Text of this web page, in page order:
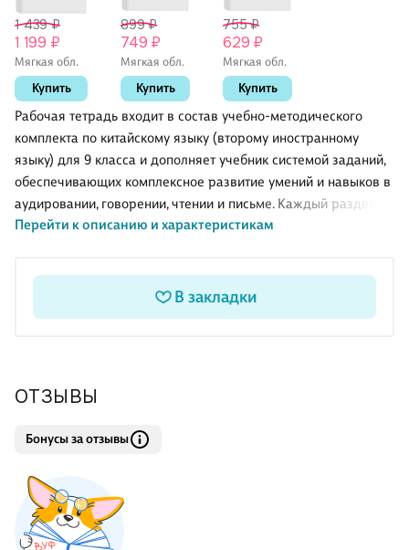
Рабочая тетрадь входит в состав учебно-методического
комплекта по китайскому языку (второму иностранному
языку) для 9 класса и дополняет учебник системой заданий,
обеспечивающих комплексное развитие умений и навыков в
аудировании, говорении, чтении и письме. Каждый раздел
рабочей тетради соотнесён с соответствующим разделом
Перейти к описанию и характеристикам
1 439 ₽
1 199 ₽
Мягкая обл.
Купить
899 ₽
749 ₽
Мягкая обл.
Купить
755 ₽
629 ₽
Мягкая обл.
Купить
В закладки
ОТЗЫВЫ
Бонусы за отзывы